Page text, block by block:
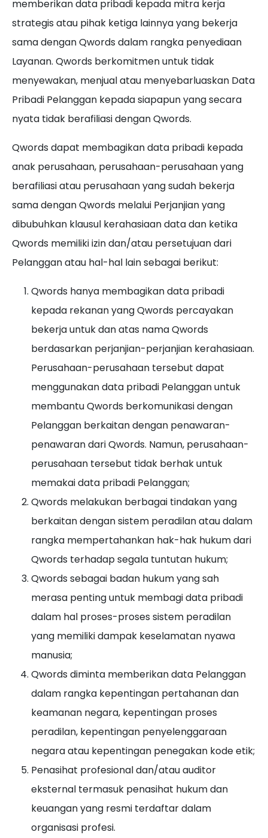
memberikan data pribadi kepada mitra kerja
strategis atau pihak ketiga lainnya yang bekerja
sama dengan Qwords dalam rangka penyediaan
Layanan. Qwords berkomitmen untuk tidak
menyewakan, menjual atau menyebarluaskan Data
Pribadi Pelanggan kepada siapapun yang secara
nyata tidak berafiliasi dengan Qwords.
Qwords dapat membagikan data pribadi kepada
anak perusahaan, perusahaan-perusahaan yang
berafiliasi atau perusahaan yang sudah bekerja
sama dengan Qwords melalui Perjanjian yang
dibubuhkan klausul kerahasiaan data dan ketika
Qwords memiliki izin dan/atau persetujuan dari
Pelanggan atau hal-hal lain sebagai berikut:
Qwords hanya membagikan data pribadi
kepada rekanan yang Qwords percayakan
bekerja untuk dan atas nama Qwords
berdasarkan perjanjian-perjanjian kerahasiaan.
Perusahaan-perusahaan tersebut dapat
menggunakan data pribadi Pelanggan untuk
membantu Qwords berkomunikasi dengan
Pelanggan berkaitan dengan penawaran-
penawaran dari Qwords. Namun, perusahaan-
perusahaan tersebut tidak berhak untuk
memakai data pribadi Pelanggan;
Qwords melakukan berbagai tindakan yang
berkaitan dengan sistem peradilan atau dalam
rangka mempertahankan hak-hak hukum dari
Qwords terhadap segala tuntutan hukum;
Qwords sebagai badan hukum yang sah
merasa penting untuk membagi data pribadi
dalam hal proses-proses sistem peradilan
yang memiliki dampak keselamatan nyawa
manusia;
Qwords diminta memberikan data Pelanggan
dalam rangka kepentingan pertahanan dan
keamanan negara, kepentingan proses
peradilan, kepentingan penyelenggaraan
negara atau kepentingan penegakan kode etik;
Penasihat profesional dan/atau auditor
eksternal termasuk penasihat hukum dan
keuangan yang resmi terdaftar dalam
organisasi profesi.